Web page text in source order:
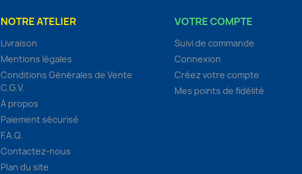
NOTRE ATELIER
Livraison
Mentions légales
Conditions Générales de Vente
C.G.V.
A propos
Paiement sécurisé
F.A.Q.
Contactez-nous
Plan du site
VOTRE COMPTE
Suivi de commande
Connexion
Créez votre compte
Mes points de fidélité